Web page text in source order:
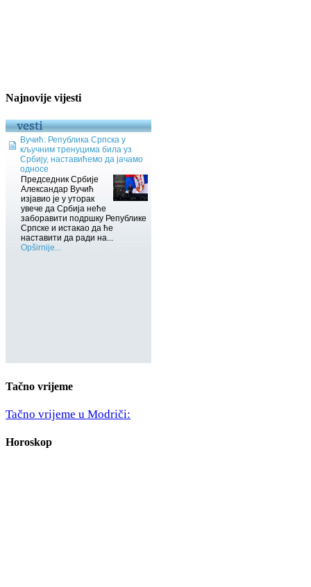
Najnovije vijesti
Tačno vrijeme
Tačno vrijeme u Modriči:
Horoskop